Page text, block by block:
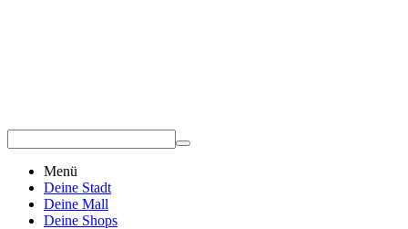
Menü
Deine Stadt
Deine Mall
Deine Shops